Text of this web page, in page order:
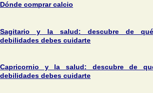
Dónde comprar calcio
Sagitario y la salud: descubre de
debilidades debes cuidarte
Capricornio y la salud: descubre de
debilidades debes cuidarte